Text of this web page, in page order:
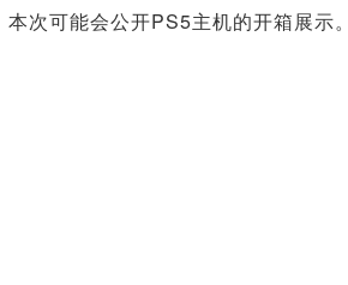
本次可能会公开PS5主机的开箱展示